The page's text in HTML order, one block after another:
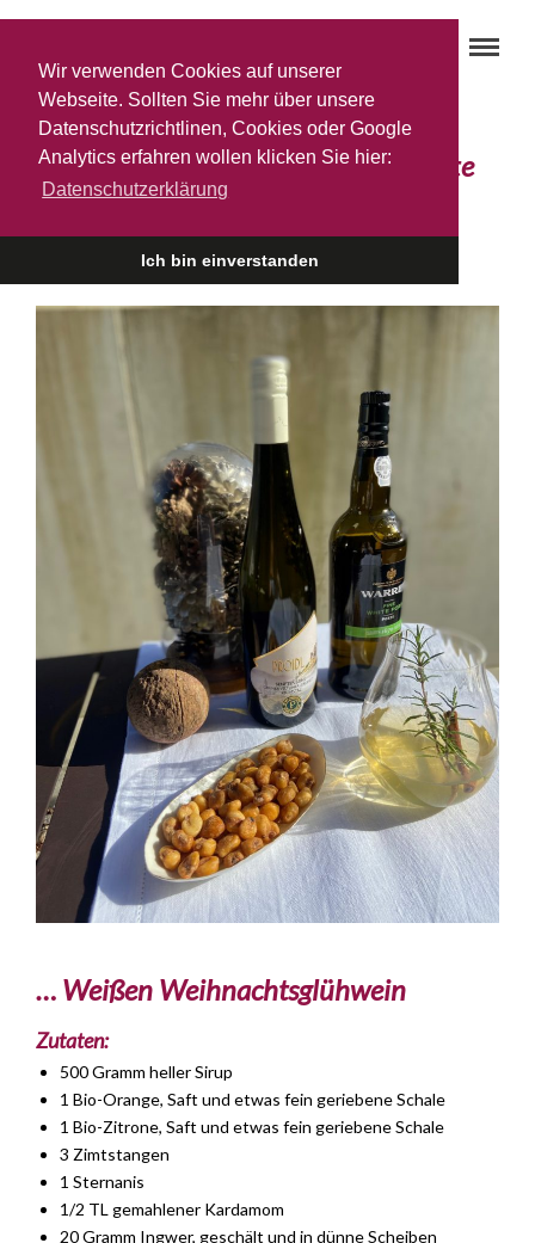
Wir verwenden Cookies auf unserer
Webseite. Sollten Sie mehr über unsere
Datenschutzrichtlinen, Cookies oder Google
Analytics erfahren wollen klicken Sie hier:
Datenschutzerklärung
Ich bin einverstanden
Du und dein ‚Warre’s Fine White
… Weißen Weihnachtsglühwein
Zutaten:
500 Gramm heller Sirup
1 Bio-Orange, Saft und etwas fein geriebene Schale
1 Bio-Zitrone, Saft und etwas fein geriebene Schale
3 Zimtstangen
1 Sternanis
1/2 TL gemahlener Kardamom
20 Gramm Ingwer, geschält und in dünne Scheiben